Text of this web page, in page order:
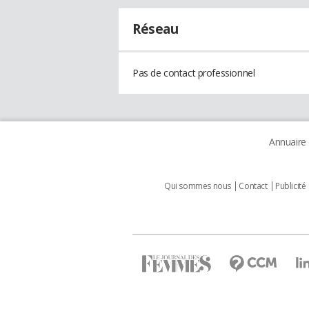
Réseau
Pas de contact professionnel
Qui sommes nous Contact Publicité